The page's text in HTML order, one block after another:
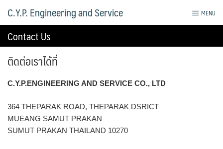
C.Y.P. Engineering and Service MENU
Contact Us
ติดต่อเราได้ที่
C.Y.P.ENGINEERING AND SERVICE CO., LTD
364 THEPARAK ROAD, THEPARAK DSRICT
MUEANG SAMUT PRAKAN
SUMUT PRAKAN THAILAND 10270